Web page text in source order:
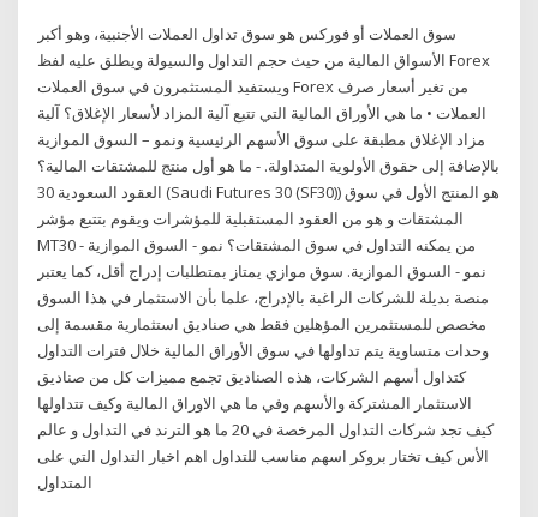
سوق العملات أو فوركس هو سوق تداول العملات الأجنبية، وهو أكبر
الأسواق المالية من حيث حجم التداول والسيولة ويطلق عليه لفظ Forex
ويستفيد المستثمرون في سوق العملات Forex من تغير أسعار صرف
العملات • ما هي الأوراق المالية التي تتبع آلية المزاد لأسعار الإغلاق؟ آلية
مزاد الإغلاق مطبقة على سوق الأسهم الرئيسية ونمو – السوق الموازية
بالإضافة إلى حقوق الأولوية المتداولة. - ما هو أول منتج للمشتقات المالية؟
العقود السعودية 30 (Saudi Futures 30 (SF30)) هو المنتج الأول في سوق
المشتقات و هو من العقود المستقبلية للمؤشرات ويقوم بتتبع مؤشر
MT30 - من يمكنه التداول في سوق المشتقات؟ نمو - السوق الموازية
نمو - السوق الموازية. سوق موازي يمتاز بمتطلبات إدراج أقل، كما يعتبر
منصة بديلة للشركات الراغبة بالإدراج، علما بأن الاستثمار في هذا السوق
مخصص للمستثمرين المؤهلين فقط هي صناديق استثمارية مقسمة إلى
وحدات متساوية يتم تداولها في سوق الأوراق المالية خلال فترات التداول
كتداول أسهم الشركات، هذه الصناديق تجمع مميزات كل من صناديق
الاستثمار المشتركة والأسهم وفي ما هي الاوراق المالية وكيف تتداولها
كيف تجد شركات التداول المرخصة في 20 ما هو الترند في التداول و عالم
الأس كيف تختار بروكر اسهم مناسب للتداول اهم اخبار التداول التي على
المتداول